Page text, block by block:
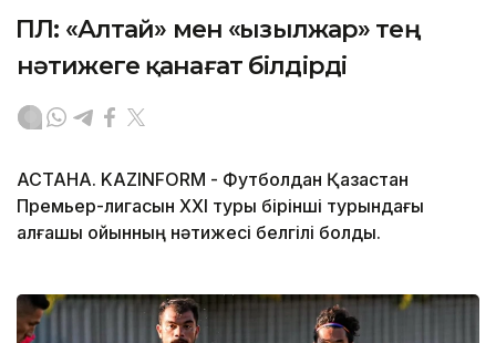
ҚПЛ: «Алтай» мен «Қызылжар» тең
нәтижеге қанағат білдірді
АСТАНА. KAZINFORM - Футболдан Қазақстан
Премьер-лигасын ХХІ туры бірінші турындағы
алғашқы ойынның нәтижесі белгілі болды.